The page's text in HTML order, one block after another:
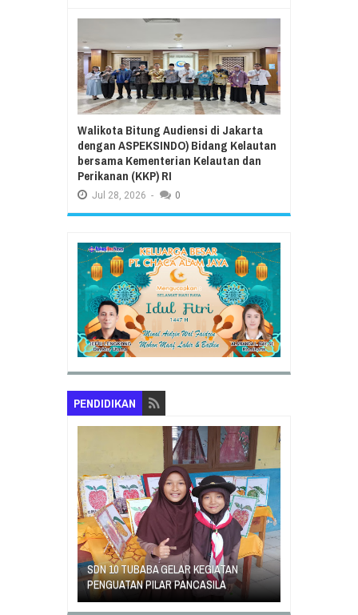
Walikota Bitung Audiensi di Jakarta
dengan ASPEKSINDO) Bidang Kelautan
bersama Kementerian Kelautan dan
Perikanan (KKP) RI
Jul 28, 2026 - 0
PENDIDIKAN
GEJOLAK PIHAK SEKOLAH SD INPRES
KLABAT DENGAN ORANG TUA MURID
BERAKHIR DAMAI